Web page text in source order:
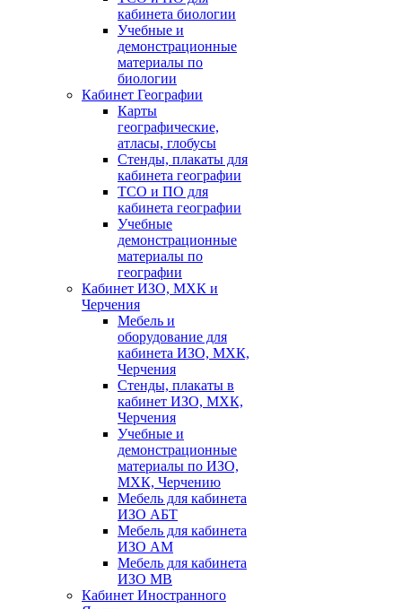
кабинета биологии
Учебные и
демонстрационные
материалы по
биологии
Кабинет Географии
Карты
географические,
атласы, глобусы
Стенды, плакаты для
кабинета географии
ТСО и ПО для
кабинета географии
Учебные
демонстрационные
материалы по
географии
Кабинет ИЗО, МХК и
Черчения
Мебель и
оборудование для
кабинета ИЗО, МХК,
Черчения
Стенды, плакаты в
кабинет ИЗО, МХК,
Черчения
Учебные и
демонстрационные
материалы по ИЗО,
МХК, Черчению
Мебель для кабинета
ИЗО АБТ
Мебель для кабинета
ИЗО АМ
Мебель для кабинета
ИЗО МВ
Кабинет Иностранного